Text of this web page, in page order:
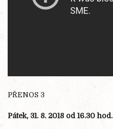
PŘENOS 3
Pátek, 31. 8. 2018 od 16.30 hod.